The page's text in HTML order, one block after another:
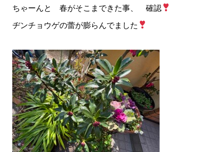
ちゃーんと 春がそこまできた事、 確認
ヂンチョウゲの蕾が膨らんでました